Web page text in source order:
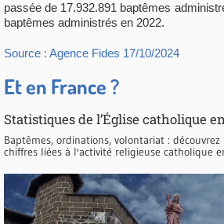
passée de 17.932.891 baptêmes
baptêmes administrés en 2022.
Source : Agence Fides 17/10/2024
Et en France ?
Statistiques de l’Église catholique
Baptêmes, ordinations, volontariat :
chiffres liées à l'activité religieuse catholique